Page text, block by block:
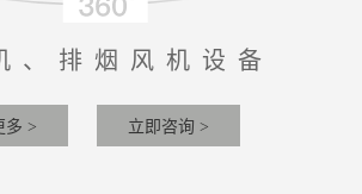
、排烟风机设备
多 > 立即咨询 >